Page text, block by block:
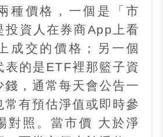
種價格，一個是「市
投資人在券商App上看
成交的價格；另一個
表的是ETF裡那籃子資
錢，通常每天會公告一
常有預估淨值或即時參
對照。當市價 大於淨